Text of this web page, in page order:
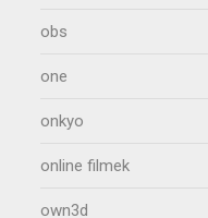
obs
one
onkyo
online filmek
own3d